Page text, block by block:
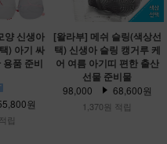
양 신생아
) 아기 싸
용품 준비
원
립
[왈라부] 메쉬 슬링(색상선
택) 신생아 슬링 캥거루 케
어 여름 아기띠 편한 출산
선물 준비물
98,000 68,600원
1,370원 적립